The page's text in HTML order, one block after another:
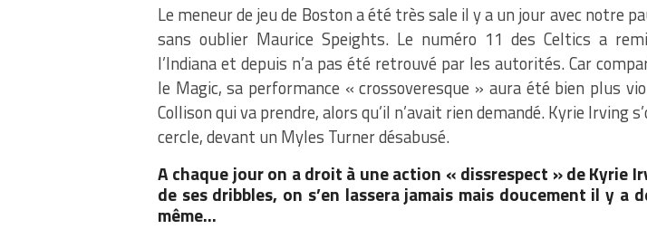
Le meneur de jeu de Boston a été très sale il y a un jour avec notre
sans oublier Maurice Speights. Le numéro 11 des Celtics a
l’Indiana et depuis n’a pas été retrouvé par les autorités. Car
le Magic, sa performance « crossoveresque » aura été bien plus
Collison qui va prendre, alors qu’il n’avait rien demandé. Kyrie Irving
cercle, devant un Myles Turner désabusé.
A chaque jour on a droit à une action « dissrespect » de Kyrie
de ses dribbles, on s’en lassera jamais mais doucement il y a
même…